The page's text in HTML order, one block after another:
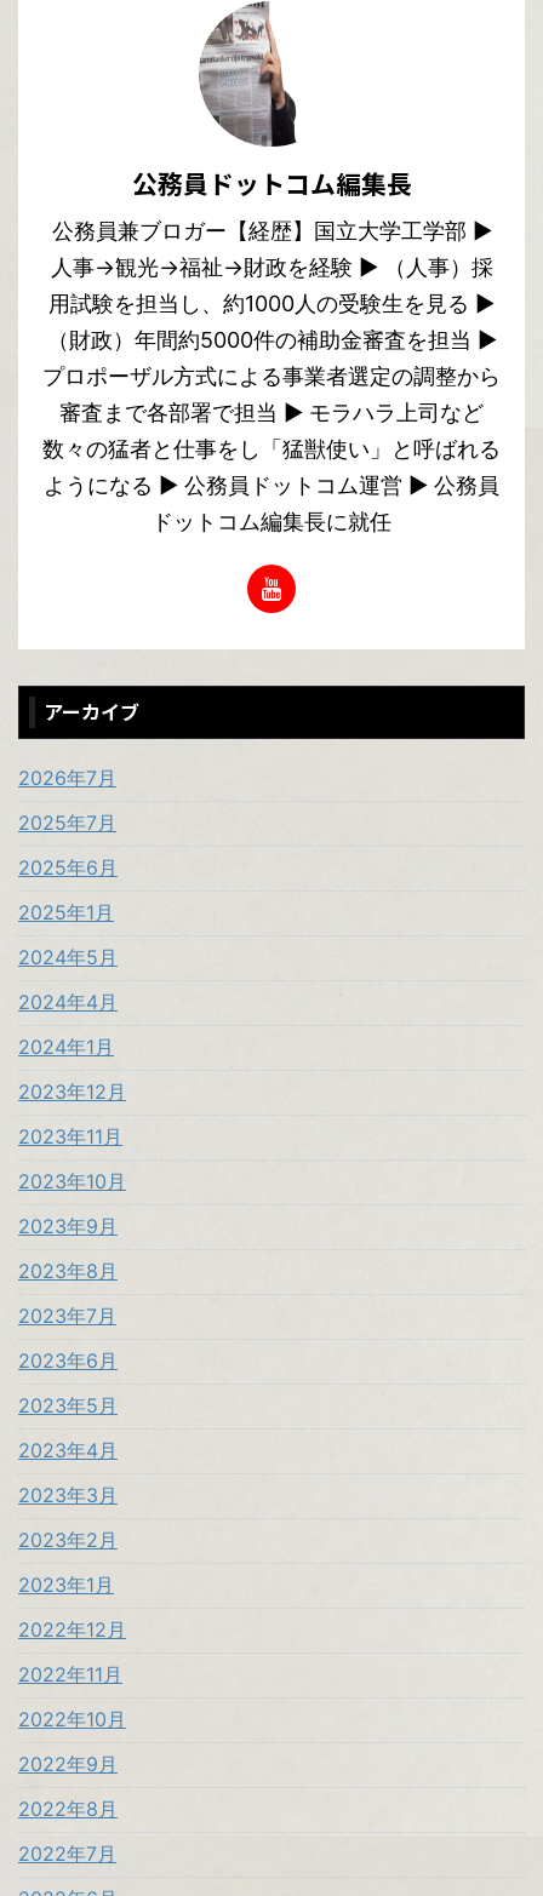
公務員ドットコム編集長
公務員兼ブロガー【経歴】国立大学工学部 ▶︎
人事→観光→福祉→財政を経験 ▶︎ （人事）採
用試験を担当し、約1000人の受験生を見る ▶︎
（財政）年間約5000件の補助金審査を担当 ▶︎
プロポーザル方式による事業者選定の調整から
審査まで各部署で担当 ▶︎ モラハラ上司など
数々の猛者と仕事をし「猛獣使い」と呼ばれる
ようになる ▶︎ 公務員ドットコム運営 ▶︎ 公務員
ドットコム編集長に就任
アーカイブ
2026年7月
2025年7月
2025年6月
2025年1月
2024年5月
2024年4月
2024年1月
2023年12月
2023年11月
2023年10月
2023年9月
2023年8月
2023年7月
2023年6月
2023年5月
2023年4月
2023年3月
2023年2月
2023年1月
2022年12月
2022年11月
2022年10月
2022年9月
2022年8月
2022年7月